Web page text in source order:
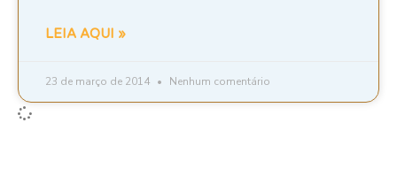
LEIA AQUI »
23 de março de 2014 Nenhum comentário